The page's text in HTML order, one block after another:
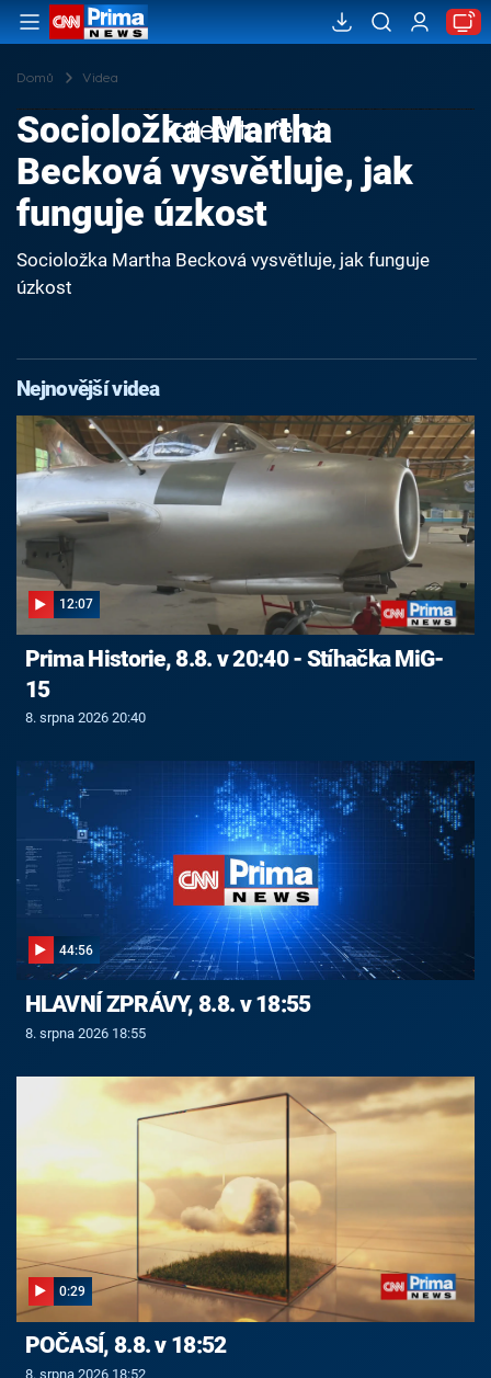
Domů Videa
Failed to fetch
Socioložka Martha
Becková vysvětluje, jak
funguje úzkost
Socioložka Martha Becková vysvětluje, jak funguje
úzkost
Nejnovější videa
12:07
Prima Historie, 8.8. v 20:40 - Stíhačka MiG-
15
8. srpna 2026 20:40
44:56
HLAVNÍ ZPRÁVY, 8.8. v 18:55
8. srpna 2026 18:55
0:29
POČASÍ, 8.8. v 18:52
8. srpna 2026 18:52